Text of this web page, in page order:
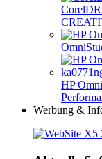
HP
Werbung &